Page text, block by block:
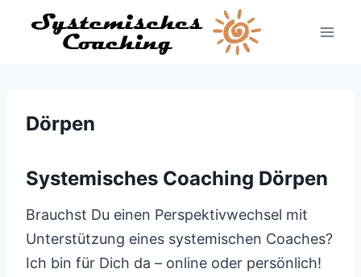
Inhalt
Dörpen
Systemisches Coaching Dörpen
Brauchst Du einen Perspektivwechsel mit
Unterstützung eines systemischen Coaches?
Ich bin für Dich da – online oder persönlich!